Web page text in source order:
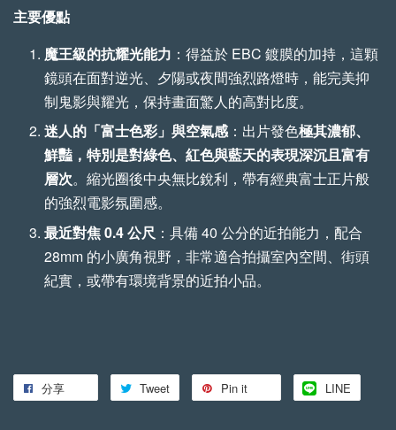
主要優點
魔王級的抗耀光能力 ：得益於 EBC 鍍膜的加持，這顆
鏡頭在面對逆光、夕陽或夜間強烈路燈時，能完美抑
制鬼影與耀光，保持畫面驚人的高對比度。
迷人的「富士色彩」與空氣感：出片發色極其濃郁、
鮮豔，特別是對綠色、紅色與藍天的表現深沉且富有
層次。縮光圈後中央無比銳利，帶有經典富士正片般
的強烈電影氛圍感。
最近對焦 0.4 公尺 ：具備 40 公分的近拍能力，配合
28mm 的小廣角視野，非常適合拍攝室內空間、街頭
紀實，或帶有環境背景的近拍小品。
分享 Tweet Pin it LINE